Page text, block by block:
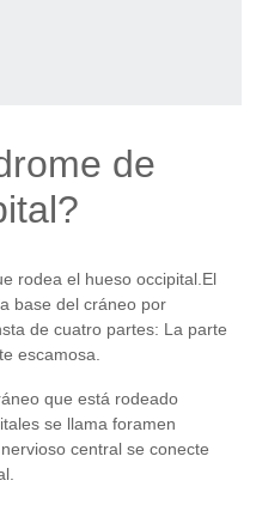
de
rodea el hueso occipital.El
base del cráneo por
de cuatro partes: La parte
escamosa.
que está rodeado
se llama foramen
central se conecte